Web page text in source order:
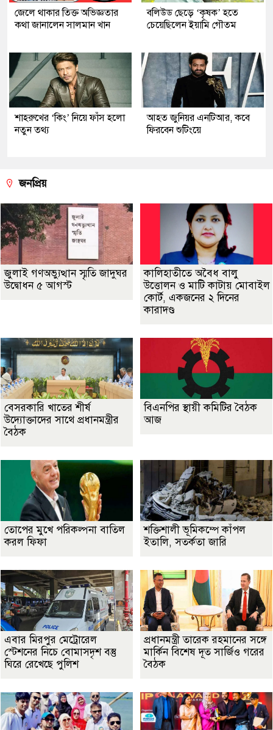
জেলে থাকার তিক্ত অভিজ্ঞতার
কথা জানালেন সালমান খান
বলিউড ছেড়ে ‘কৃষক’ হতে
চেয়েছিলেন ইয়ামি গৌতম
শাহরুখের ‘কিং’ নিয়ে ফাঁস হলো
নতুন তথ্য
আহত জুনিয়র এনটিআর, কবে
ফিরবেন শুটিংয়ে
জনপ্রিয়
জুলাই গণঅভ্যুত্থান স্মৃতি জাদুঘর
উদ্বোধন ৫ আগস্ট
কালিহাতীতে অবৈধ বালু
উত্তোলন ও মাটি কাটায় মোবাইল
কোর্ট, একজনের ২ দিনের
কারাদণ্ড
বেসরকারি খাতের শীর্ষ
উদ্যোক্তাদের সাথে প্রধানমন্ত্রীর
বৈঠক
বিএনপির স্থায়ী কমিটির বৈঠক
আজ
তোপের মুখে পরিকল্পনা বাতিল
করল ফিফা
শক্তিশালী ভূমিকম্পে কাঁপল
ইতালি, সতর্কতা জারি
এবার মিরপুর মেট্রোরেল
স্টেশনের নিচে বোমাসদৃশ বস্তু
ঘিরে রেখেছে পুলিশ
প্রধানমন্ত্রী তারেক রহমানের সঙ্গে
মার্কিন বিশেষ দূত সার্জিও গরের
বৈঠক